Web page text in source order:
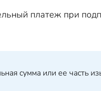
платеж при
сумма или ее часть